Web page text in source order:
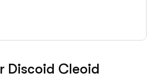
Discoid Cleoid